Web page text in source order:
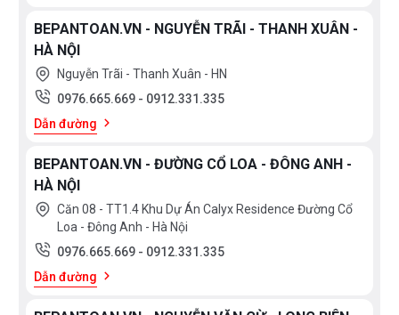
BEPANTOAN.VN - NGUYỄN TRÃI - THANH XUÂN -
HÀ NỘI
Nguyễn Trãi - Thanh Xuân - HN
0976.665.669 - 0912.331.335
Dẫn đường
BEPANTOAN.VN - ĐƯỜNG CỔ LOA - ĐÔNG ANH -
HÀ NỘI
Căn 08 - TT1.4 Khu Dự Án Calyx Residence Đường Cổ
Loa - Đông Anh - Hà Nội
0976.665.669 - 0912.331.335
Dẫn đường